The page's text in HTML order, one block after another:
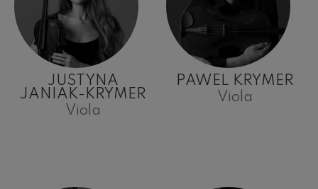
JUSTYNA
JANIAK-KRYMER
Viola
PAWEL KRYMER
Viola